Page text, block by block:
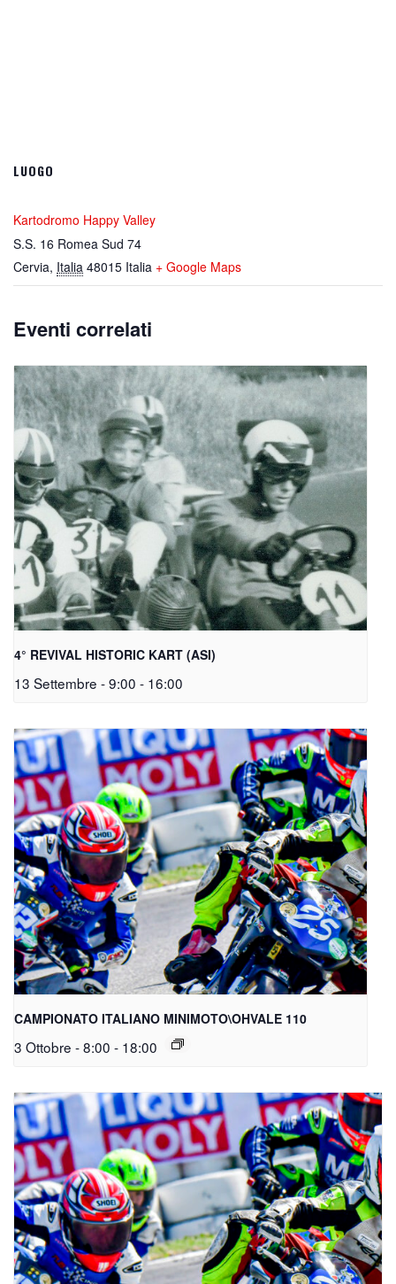
LUOGO
Kartodromo Happy Valley
S.S. 16 Romea Sud 74
Cervia, Italia 48015 Italia + Google Maps
Eventi correlati
4° REVIVAL HISTORIC KART (ASI)
13 Settembre - 9:00 - 16:00
CAMPIONATO ITALIANO MINIMOTO\OHVALE 110
3 Ottobre - 8:00 - 18:00